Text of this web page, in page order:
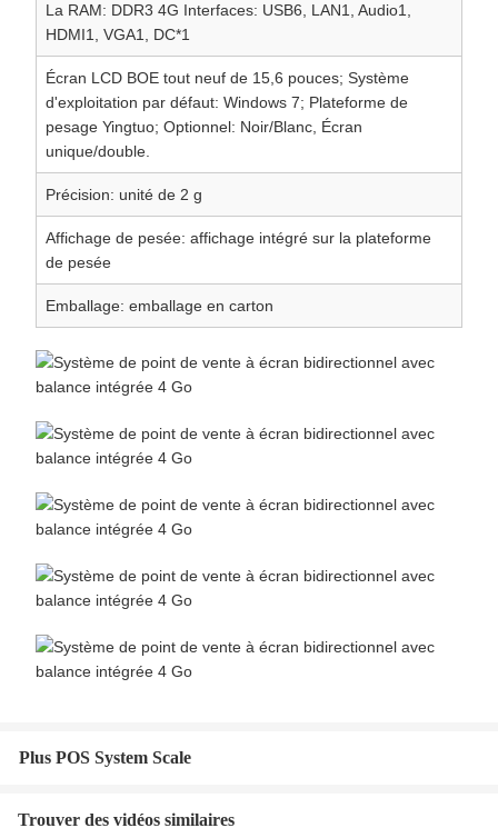
La RAM: DDR3 4G Interfaces: USB6, LAN1, Audio1,
HDMI1, VGA1, DC*1
Écran LCD BOE tout neuf de 15,6 pouces; Système
d'exploitation par défaut: Windows 7; Plateforme de
pesage Yingtuo; Optionnel: Noir/Blanc, Écran
unique/double.
Précision: unité de 2 g
Affichage de pesée: affichage intégré sur la plateforme
de pesée
Emballage: emballage en carton
Plus POS System Scale
Trouver des vidéos similaires